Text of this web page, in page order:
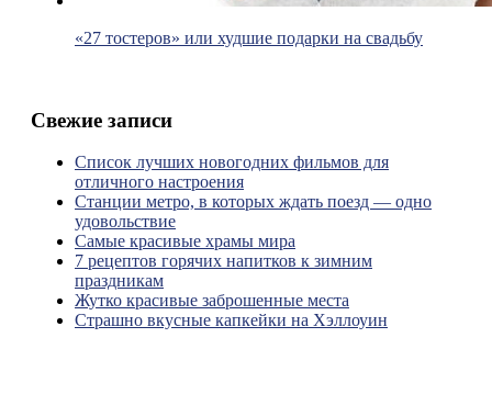
«27 тостеров» или худшие подарки на свадьбу
Свежие записи
Список лучших новогодних фильмов для
отличного настроения
Станции метро, в которых ждать поезд — одно
удовольствие
Самые красивые храмы мира
7 рецептов горячих напитков к зимним
праздникам
Жутко красивые заброшенные места
Страшно вкусные капкейки на Хэллоуин